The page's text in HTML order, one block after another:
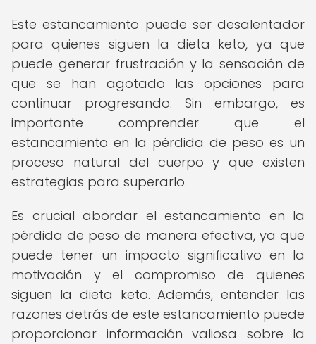
Este estancamiento puede ser desalentador
para quienes siguen la dieta keto, ya que
puede generar frustración y la sensación de
que se han agotado las opciones para
continuar progresando. Sin embargo, es
importante comprender que el
estancamiento en la pérdida de peso es un
proceso natural del cuerpo y que existen
estrategias para superarlo.
Es crucial abordar el estancamiento en la
pérdida de peso de manera efectiva, ya que
puede tener un impacto significativo en la
motivación y el compromiso de quienes
siguen la dieta keto. Además, entender las
razones detrás de este estancamiento puede
proporcionar información valiosa sobre la